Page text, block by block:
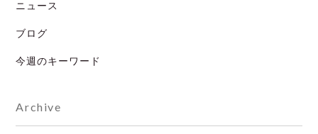
ニュース
ブログ
今週のキーワード
Archive